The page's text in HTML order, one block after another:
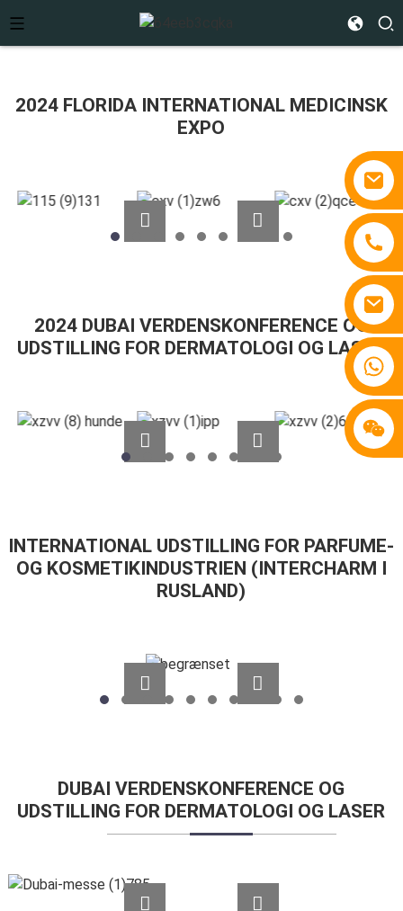
2024 FLORIDA INTERNATIONAL MEDICINSK
EXPO
2024 DUBAI VERDENSKONFERENCE OG
UDSTILLING FOR DERMATOLOGI OG LASER
INTERNATIONAL UDSTILLING FOR PARFUME-
OG KOSMETIKINDUSTRIEN (INTERCHARM I
RUSLAND)
DUBAI VERDENSKONFERENCE OG
UDSTILLING FOR DERMATOLOGI OG LASER